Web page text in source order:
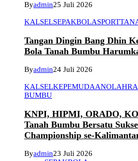
Byadmin25 Juli 2026
KALSELSEPAKBOLASPORT
Tangan Dingin Bang Dhin
Bola Tanah Bumbu
Byadmin24 Juli 2026
KALSELKEPEMUDAAN
BUMBU
KNPI, HIPMI, ORADO,
Tanah Bumbu Bersatu
Championship se-
Byadmin23 Juli 2026